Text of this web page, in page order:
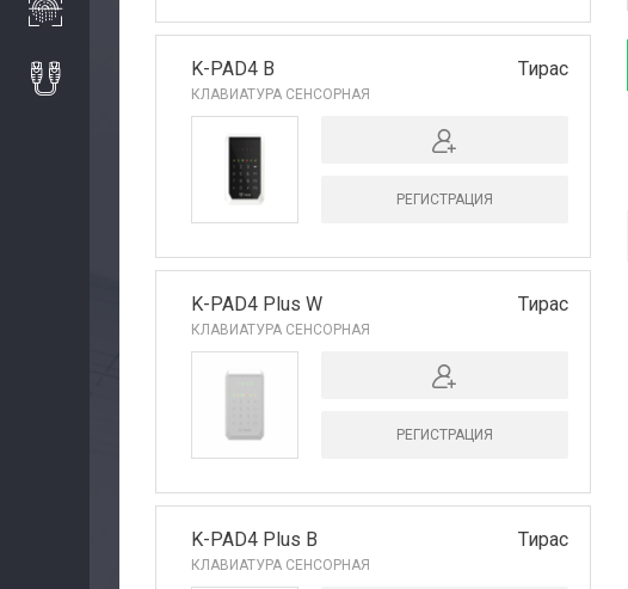
Авторизация
Производители
Сервис
Доставка
K-PAD4 B
КЛАВИАТУРА СЕНСОРНАЯ
Тирас
РЕГИСТРАЦИЯ
K-PAD4 Plus W
КЛАВИАТУРА СЕНСОРНАЯ
Тирас
РЕГИСТРАЦИЯ
K-PAD4 Plus B
КЛАВИАТУРА СЕНСОРНАЯ
Тирас